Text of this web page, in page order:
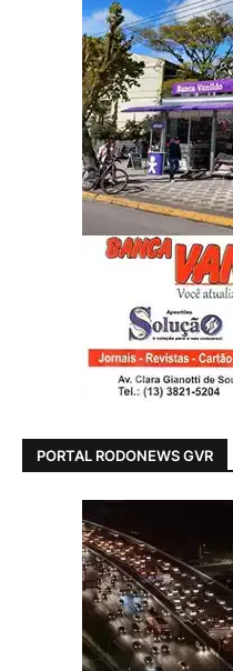
PORTAL RODONEWS GVR